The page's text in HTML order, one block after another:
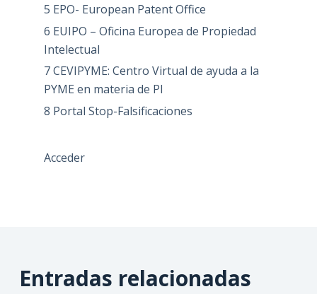
5 EPO- European Patent Office
6 EUIPO – Oficina Europea de Propiedad
Intelectual
7 CEVIPYME: Centro Virtual de ayuda a la
PYME en materia de PI
8 Portal Stop-Falsificaciones
Acceder
Entradas relacionadas